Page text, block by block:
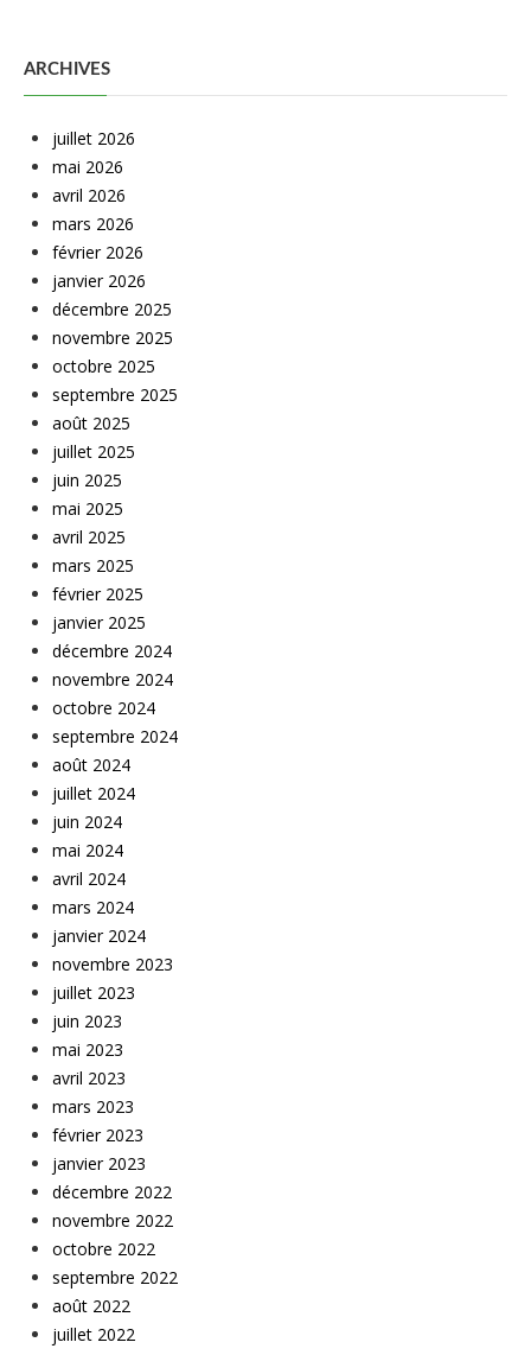
ARCHIVES
juillet 2026
mai 2026
avril 2026
mars 2026
février 2026
janvier 2026
décembre 2025
novembre 2025
octobre 2025
septembre 2025
août 2025
juillet 2025
juin 2025
mai 2025
avril 2025
mars 2025
février 2025
janvier 2025
décembre 2024
novembre 2024
octobre 2024
septembre 2024
août 2024
juillet 2024
juin 2024
mai 2024
avril 2024
mars 2024
janvier 2024
novembre 2023
juillet 2023
juin 2023
mai 2023
avril 2023
mars 2023
février 2023
janvier 2023
décembre 2022
novembre 2022
octobre 2022
septembre 2022
août 2022
juillet 2022